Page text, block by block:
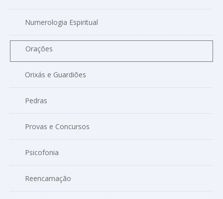
Numerologia Espiritual
Orações
Orixás e Guardiões
Pedras
Provas e Concursos
Psicofonia
Reencarnação